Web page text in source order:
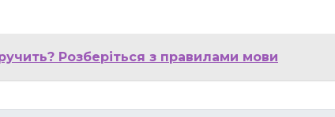
Розберіться з правилами мови